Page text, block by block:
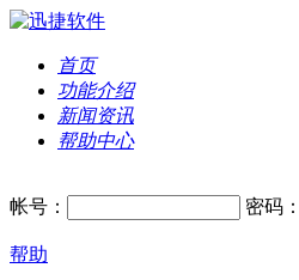
首页
功能介绍
新闻资讯
帮助中心
帐号： 密码：
帮助